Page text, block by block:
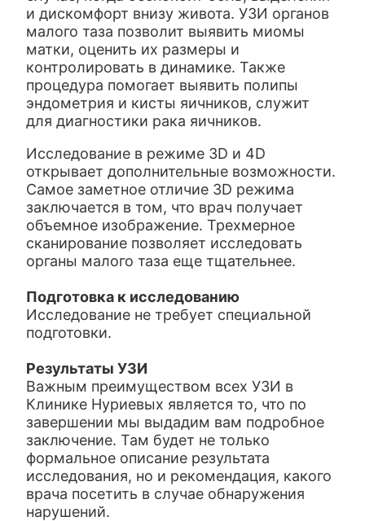
и дискомфорт внизу живота. УЗИ органов
малого таза позволит выявить миомы
матки, оценить их размеры и
контролировать в динамике. Также
процедура помогает выявить полипы
эндометрия и кисты яичников, служит
для диагностики рака яичников.
Исследование в режиме 3D и 4D
открывает дополнительные возможности.
Самое заметное отличие 3D режима
заключается в том, что врач получает
объемное изображение. Трехмерное
сканирование позволяет исследовать
органы малого таза еще тщательнее.
Подготовка к исследованию
Исследование не требует специальной
подготовки.
Результаты УЗИ
Важным преимуществом всех УЗИ в
Клинике Нуриевых является то, что по
завершении мы выдадим вам подробное
заключение. Там будет не только
формальное описание результата
исследования, но и рекомендация, какого
врача посетить в случае обнаружения
нарушений.